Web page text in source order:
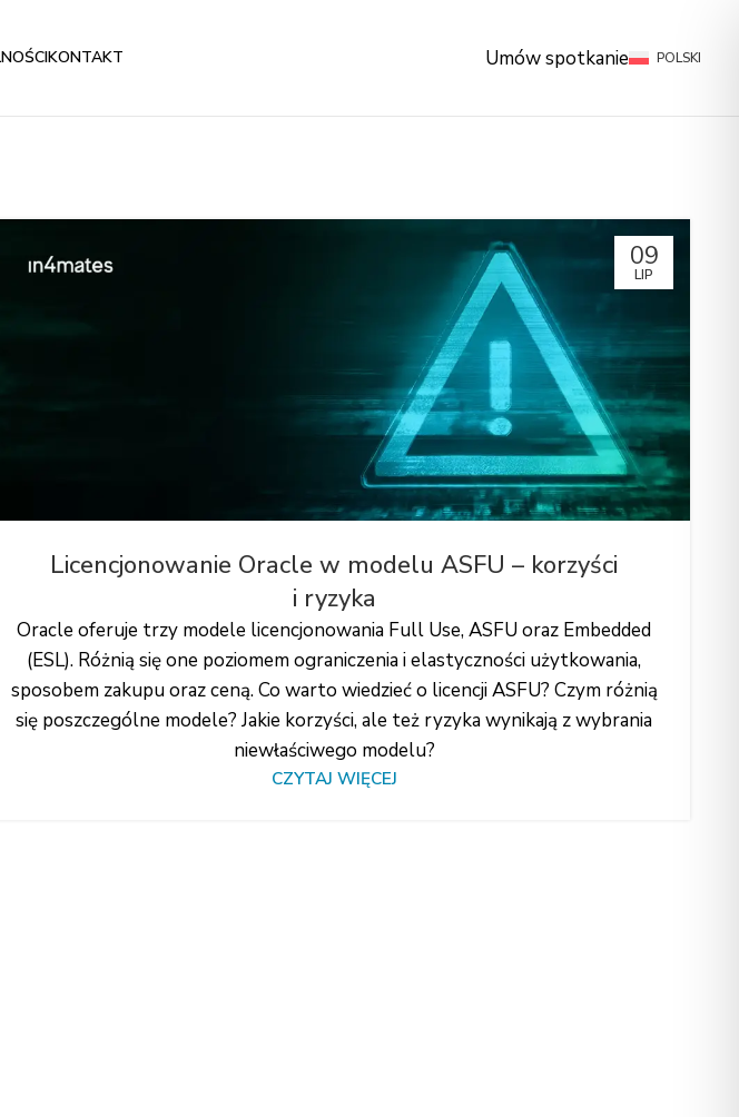
KONTAKT Umów spotkanie POLSKI
09
LIP
Licencjonowanie Oracle w modelu ASFU – korzyści
i ryzyka
Oracle oferuje trzy modele licencjonowania Full Use, ASFU oraz Embedded
(ESL). Różnią się one poziomem ograniczenia i elastyczności użytkowania,
sposobem zakupu oraz ceną. Co warto wiedzieć o licencji ASFU? Czym różnią
się poszczególne modele? Jakie korzyści, ale też ryzyka wynikają z wybrania
niewłaściwego modelu?
CZYTAJ WIĘCEJ